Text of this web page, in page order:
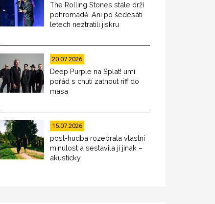
The Rolling Stones stále drží
pohromadě. Ani po šedesáti
letech neztratili jiskru
20.07.2026
Deep Purple na Splat! umí
pořád s chutí zatnout riff do
masa
15.07.2026
post-hudba rozebrala vlastní
minulost a sestavila ji jinak –
akusticky